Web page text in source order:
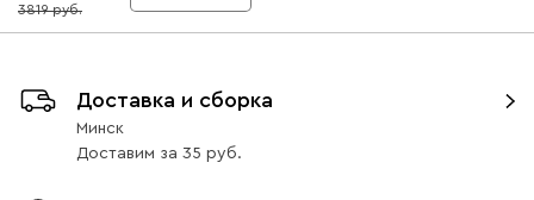
8
3819
Доставка и сборка
Минск
Доставим за 35